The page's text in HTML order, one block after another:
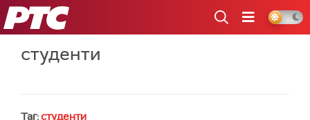
РТС
студенти
Таг:студенти